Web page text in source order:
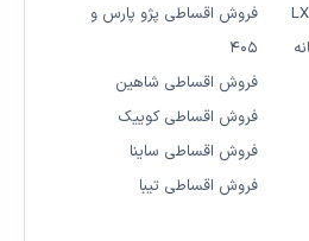
فروش اقساطی پژو پارس و
۴۰۵
فروش اقساطی شاهین
فروش اقساطی کوییک
فروش اقساطی ساینا
فروش اقساطی تیبا